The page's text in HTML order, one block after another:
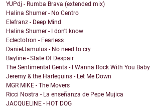
YUPdj - Rumba Brava (extended mix)
Halina Shumer - No Centro
Elefranz - Deep Mind
Halina Shumer - I don't know
Eclectotron - Fearless
DanielJamulus - No need to cry
Bayline - State Of Despair
The Sentimental Gents - I Wanna Rock With You Baby
Jeremy & the Harlequins - Let Me Down
MGR MIKE - The Movers
Ricci Nostra - La enseñanza de Pepe Mujica
JACQUELINE - HOT DOG